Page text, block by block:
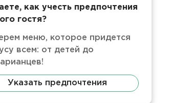
как учесть предпочтения
гостя?
меню, которое придется
всем: от детей до
Указать предпочтения